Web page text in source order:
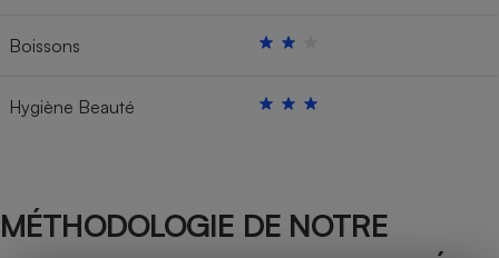
Boissons
Hygiène Beauté
MÉTHODOLOGIE DE NOTRE